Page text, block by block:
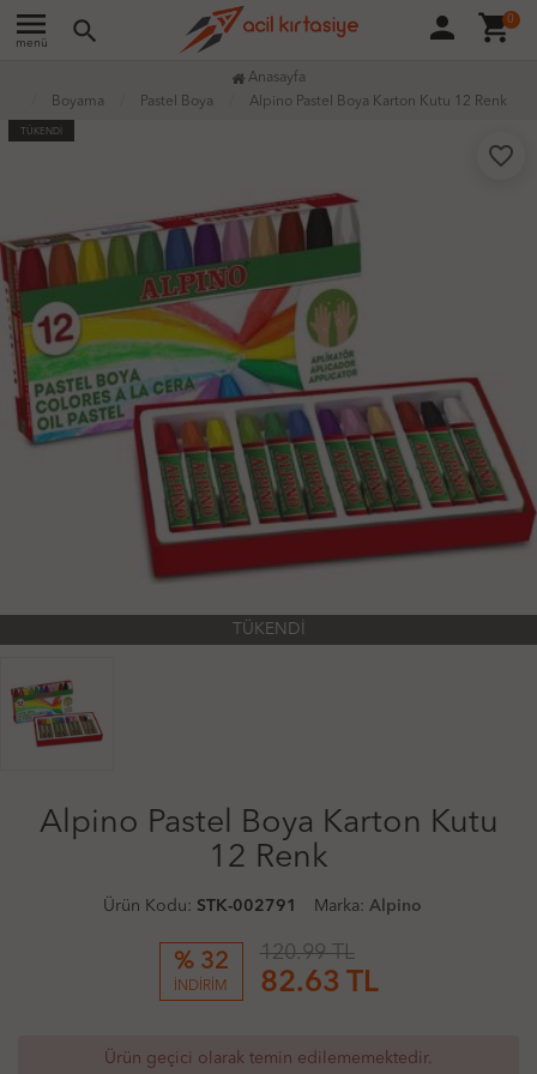
menu
menü search person shopping_cart
0
Anasayfa
Boyama
Pastel Boya Alpino Pastel Boya Karton Kutu 12 Renk
TÜKENDİ
favorite_border
TÜKENDİ
Alpino Pastel Boya Karton Kutu
12 Renk
Ürün Kodu: STK-002791 Marka: Alpino
% 32
İNDİRİM
120.99 TL
82.63 TL
Ürün geçici olarak temin edilememektedir.